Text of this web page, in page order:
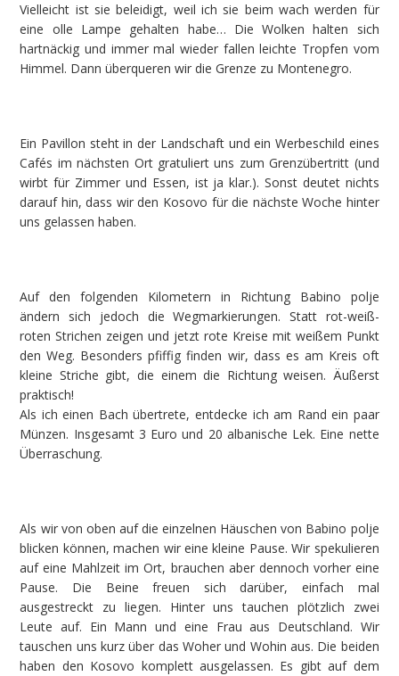
Vielleicht ist sie beleidigt, weil ich sie beim wach werden für
eine olle Lampe gehalten habe… Die Wolken halten sich
hartnäckig und immer mal wieder fallen leichte Tropfen vom
Himmel. Dann überqueren wir die Grenze zu Montenegro.
Ein Pavillon steht in der Landschaft und ein Werbeschild eines
Cafés im nächsten Ort gratuliert uns zum Grenzübertritt (und
wirbt für Zimmer und Essen, ist ja klar.). Sonst deutet nichts
darauf hin, dass wir den Kosovo für die nächste Woche hinter
uns gelassen haben.
Auf den folgenden Kilometern in Richtung Babino polje
ändern sich jedoch die Wegmarkierungen. Statt rot-weiß-
roten Strichen zeigen und jetzt rote Kreise mit weißem Punkt
den Weg. Besonders pfiffig finden wir, dass es am Kreis oft
kleine Striche gibt, die einem die Richtung weisen. Äußerst
praktisch!
Als ich einen Bach übertrete, entdecke ich am Rand ein paar
Münzen. Insgesamt 3 Euro und 20 albanische Lek. Eine nette
Überraschung.
Als wir von oben auf die einzelnen Häuschen von Babino polje
blicken können, machen wir eine kleine Pause. Wir spekulieren
auf eine Mahlzeit im Ort, brauchen aber dennoch vorher eine
Pause. Die Beine freuen sich darüber, einfach mal
ausgestreckt zu liegen. Hinter uns tauchen plötzlich zwei
Leute auf. Ein Mann und eine Frau aus Deutschland. Wir
tauschen uns kurz über das Woher und Wohin aus. Die beiden
haben den Kosovo komplett ausgelassen. Es gibt auf dem